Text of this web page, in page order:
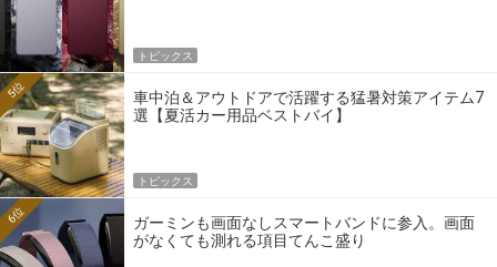
トピックス
車中泊＆アウトドアで活躍する猛暑対策アイテム7
選【夏活カー用品ベストバイ】
5位
トピックス
ガーミンも画面なしスマートバンドに参入。画面
がなくても測れる項目てんこ盛り
6位